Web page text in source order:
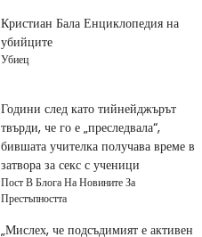
Кристиан Бала Енциклопедия на
убийците
Убиец
Години след като тийнейджърът
твърди, че го е „преследвала“,
бившата учителка получава време в
затвора за секс с ученици
Пост В Блога На Новините За
Престъпността
„Мислех, че подсъдимият е активен